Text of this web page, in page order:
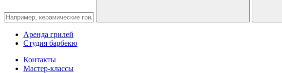
Аренда грилей
Студия барбекю
Контакты
Мастер-классы